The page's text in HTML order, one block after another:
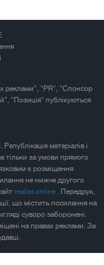
реклами", "PR", "Спонсор
"Позиція" публікуються
матеріалів і
тільки за умови прямого
є розміщення
не нижче другого
realist.online . Передрук,
що містить посилання на
суворо заборонені.
на правах реклами. За